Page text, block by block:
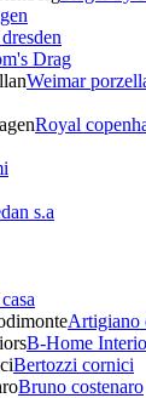
Drag
Weimar
Royal
s.a
Artigiano
B-Home
Bertozzi cornici
Bruno costenaro